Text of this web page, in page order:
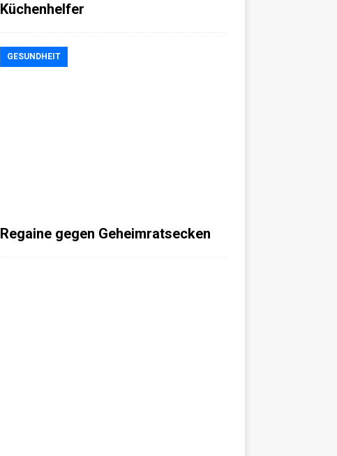
Küchenhelfer
GESUNDHEIT
Regaine gegen Geheimratsecken